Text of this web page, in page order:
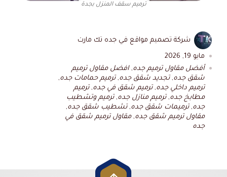
ترميم سقف المنزل بجدة
شركة تصميم مواقع في جده تك مارت
مايو 19, 2026
أفضل مقاول ترميم جده,افضل مقاول ترميم
شقق جده,تجديد شقق جده,ترميم حمامات جده,
ترميم داخلي جده,ترميم شقق في جده,ترميم
مطابخ جده,ترميم منازل جده,ترميم وتشطيب
جده,ترميمات شقق جده,تشطيب شقق جده,
مقاول ترميم شقق جده,مقاول ترميم شقق في
جده